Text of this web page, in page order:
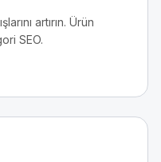
artırın. Ürün
SEO.